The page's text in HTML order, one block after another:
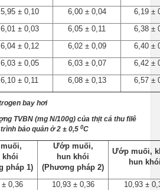
5,95 ± 0,10 6,00 ± 0,04
6,19 ±
6,01 ± 0,03 6,05 ± 0,11
6,38 ±
6,04 ± 0,12 6,02 ± 0,09
6,40 ±
6,03 ± 0,05 6,03 ± 0,07
6,42 ±
6,10 ± 0,11 6,08 ± 0,13 6,57 ±
bay hơi
TVBN (mg N/100g) của thịt cá thu filê
bảo quản ở 2 ± 0,5 0C
khói
pháp 1)
Ướp muối,
hun khói
(Phương pháp 2)
Ướp muối,
hun
± 0,36 10,93 ± 0,36
10,93 ±